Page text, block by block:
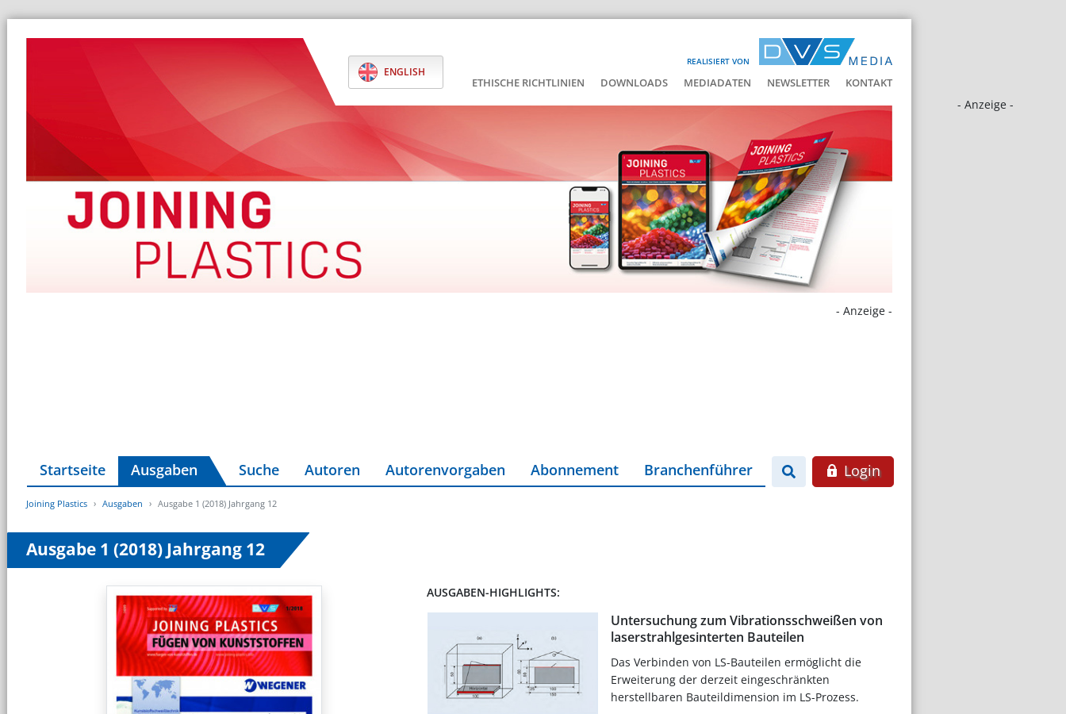
REALISIERT VON
ENGLISH
ETHISCHE RICHTLINIEN DOWNLOADS MEDIADATEN NEWSLETTER KONTAKT
- Anzeige -
- Anzeige -
Startseite Ausgaben Suche Autoren Autorenvorgaben Abonnement Branchenführer Login
Joining Plastics Ausgaben Ausgabe 1 (2018) Jahrgang 12
Ausgabe 1 (2018) Jahrgang 12
AUSGABEN-HIGHLIGHTS:
Untersuchung zum Vibrationsschweißen von
laserstrahlgesinterten Bauteilen
Das Verbinden von LS-Bauteilen ermöglicht die
Erweiterung der derzeit eingeschränkten
herstellbaren Bauteildimension im LS-Prozess.